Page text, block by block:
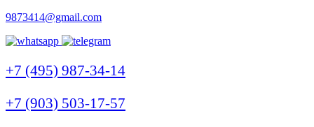
9873414@gmail.com
+7 (495) 987-34-14
+7 (903) 503-17-57